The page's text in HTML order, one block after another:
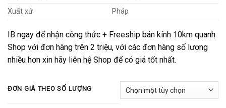
Xuất xứ
Pháp
IB ngay để nhận công thức + Freeship bán kính 10km quanh
Shop với đơn hàng trên 2 triệu, với các đơn hàng số lượng
nhiều hơn xin hãy liên hệ Shop để có giá tốt nhất.
ĐƠN GIÁ THEO SỐ LƯỢNG